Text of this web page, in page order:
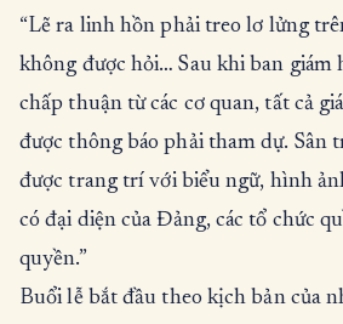
“Lẽ ra linh hồn phải treo lơ lửng
không được hỏi… Sau khi ban giám
chấp thuận từ các cơ quan, tất cả
được thông báo phải tham dự. Sân
được trang trí với biểu ngữ, hình
có đại diện của Đảng, các tổ chức
quyền.”
Buổi lễ bắt đầu theo kịch bản của